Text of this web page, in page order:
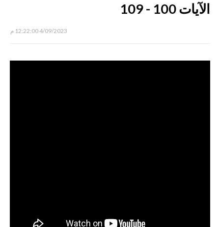
الآيات 100 - 109
4/09/2023 12:22:00 م